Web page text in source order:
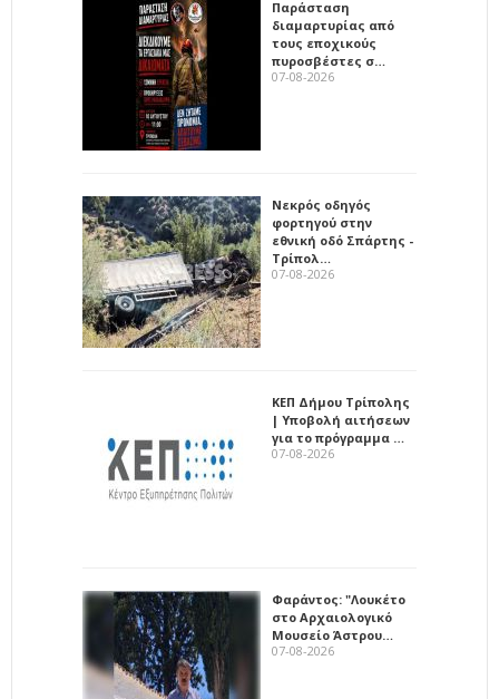
Παράσταση
διαμαρτυρίας από
τους εποχικούς
πυροσβέστες σ…
07-08-2026
Νεκρός οδηγός
φορτηγού στην
εθνική οδό Σπάρτης -
Τρίπολ…
07-08-2026
ΚΕΠ Δήμου Τρίπολης
| Υποβολή αιτήσεων
για το πρόγραμμα …
07-08-2026
Φαράντος: "Λουκέτο
στο Αρχαιολογικό
Μουσείο Άστρου…
07-08-2026